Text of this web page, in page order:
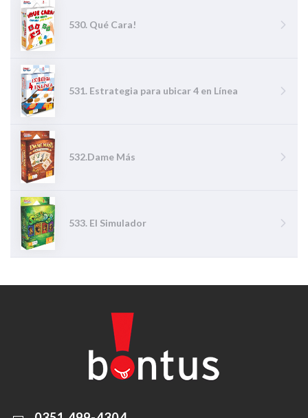
530. Qué Cara!
531. Estrategia para ubicar 4 en Línea
532.Dame Más
533. El Simulador